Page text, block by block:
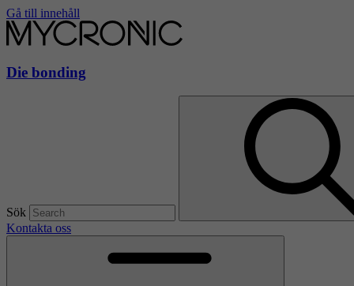
Gå till innehåll
Die bonding
Sök
Kontakta oss